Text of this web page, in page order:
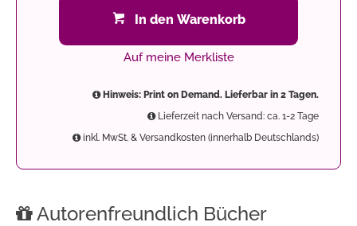
In den Warenkorb
Auf meine Merkliste
Hinweis: Print on Demand. Lieferbar in 2 Tagen.
Lieferzeit nach Versand: ca. 1-2 Tage
inkl. MwSt. & Versandkosten (innerhalb Deutschlands)
Autorenfreundlich Bücher